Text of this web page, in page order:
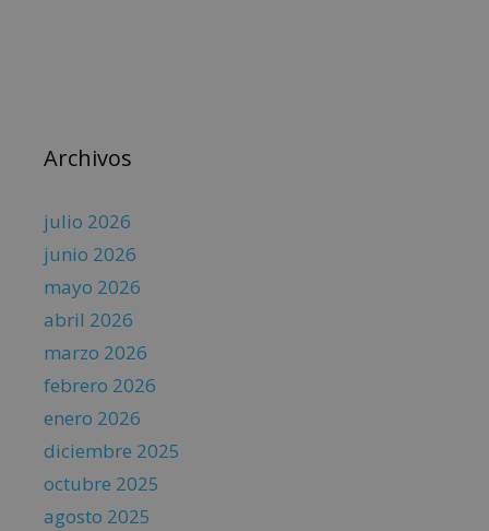
Archivos
julio 2026
junio 2026
mayo 2026
abril 2026
marzo 2026
febrero 2026
enero 2026
diciembre 2025
octubre 2025
agosto 2025